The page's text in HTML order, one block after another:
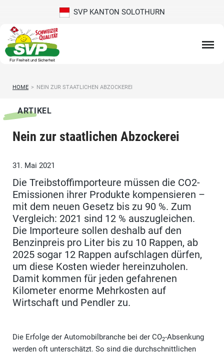
SVP KANTON SOLOTHURN
HOME > NEIN ZUR STAATLICHEN ABZOCKEREI
ARTIKEL
Nein zur staatlichen Abzockerei
31. Mai 2021
Die Treibstoffimporteure müssen die CO2-
Emissionen ihrer Produkte kompensieren –
mit dem neuen Gesetz bis zu 90 %. Zum
Vergleich: 2021 sind 12 % auszugleichen.
Die Importeure sollen deshalb auf den
Benzinpreis pro Liter bis zu 10 Rappen, ab
2025 sogar 12 Rappen aufschlagen dürfen,
um diese Kosten wieder hereinzuholen.
Damit kommen für jeden gefahrenen
Kilometer enorme Mehrkosten auf
Wirtschaft und Pendler zu.
Die Erfolge der Automobilbranche bei der CO2-Absenkung
werden oft unterschätzt. So sind die durchschnittlichen